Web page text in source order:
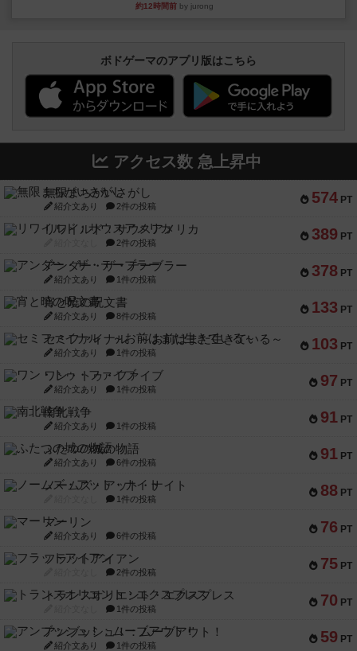
約12時間前 by jurong
ボドゲーマのアプリ版はこちら
アクセス数 急上昇中
574 PT
無限まちがいさがし
紹介文あり 2件の投稿
389 PT
リワイルド：サウスアメリカ
2件の投稿
378 PT
アンダー・ザ・テーブラー
紹介文あり 1件の投稿
133 PT
宵と暁の呪文書
紹介文あり 8件の投稿
103 PT
セミファイナル ～お前はまだ生きている～
紹介文あり 1件の投稿
97 PT
ワン・トゥ・ファイブ
紹介文あり 1件の投稿
91 PT
南北戦争
紹介文あり 1件の投稿
91 PT
ふたつの城の物語
紹介文あり 6件の投稿
88 PT
ノームズ・アット・ナイト
1件の投稿
76 PT
マーリン
紹介文あり 6件の投稿
75 PT
フラットアイアン
2件の投稿
70 PT
トランスオリエント・エクスプレス
1件の投稿
59 PT
アンブッシュ！：ムーブアウト！
紹介文あり 1件の投稿